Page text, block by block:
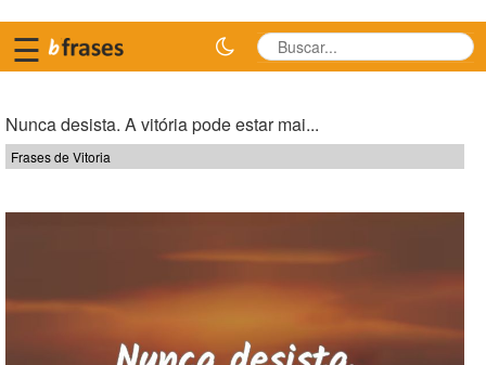
☰
Nunca desista. A vitória pode estar mai...
Frases de Vitoria